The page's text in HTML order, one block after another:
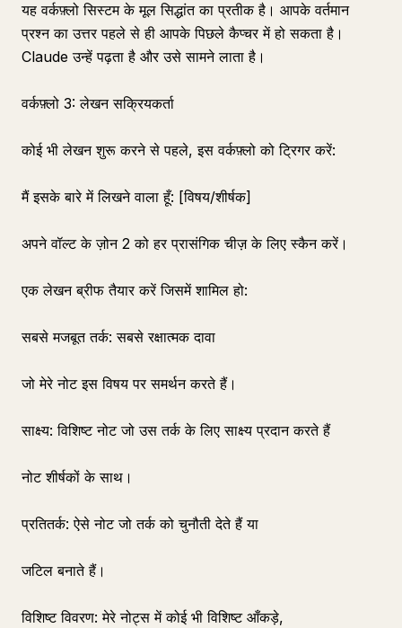
यह वर्कफ़्लो सिस्टम के मूल सिद्धांत का प्रतीक है। आपके वर्तमान
प्रश्न का उत्तर पहले से ही आपके पिछले कैप्चर में हो सकता है।
Claude उन्हें पढ़ता है और उसे सामने लाता है।
वर्कफ़्लो 3: लेखन सक्रियकर्ता
कोई भी लेखन शुरू करने से पहले, इस वर्कफ़्लो को ट्रिगर करें:
मैं इसके बारे में लिखने वाला हूँ: [विषय/शीर्षक]
अपने वॉल्ट के ज़ोन 2 को हर प्रासंगिक चीज़ के लिए स्कैन करें।
एक लेखन ब्रीफ तैयार करें जिसमें शामिल हो:
सबसे मजबूत तर्क: सबसे रक्षात्मक दावा
जो मेरे नोट इस विषय पर समर्थन करते हैं।
साक्ष्य: विशिष्ट नोट जो उस तर्क के लिए साक्ष्य प्रदान करते हैं
नोट शीर्षकों के साथ।
प्रतितर्क: ऐसे नोट जो तर्क को चुनौती देते हैं या
जटिल बनाते हैं।
विशिष्ट विवरण: मेरे नोट्स में कोई भी विशिष्ट आँकड़े,